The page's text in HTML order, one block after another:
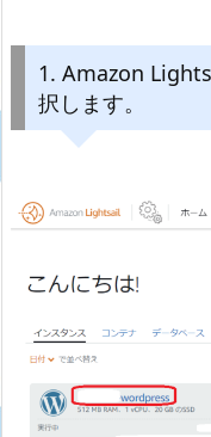
1. Amazon
択します。